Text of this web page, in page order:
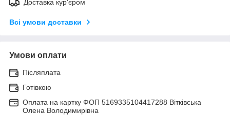
Доставка кур'єром
Всі умови доставки
Умови оплати
Післяплата
Готівкою
Оплата на картку ФОП 5169335104417288 Вітківська
Олена Володимирівна